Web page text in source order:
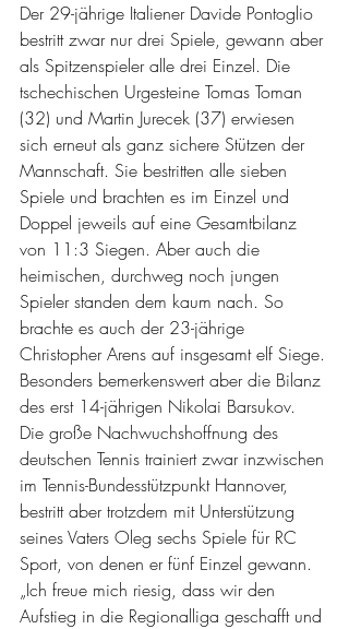
Der 29-jährige Italiener Davide Pontoglio
bestritt zwar nur drei Spiele, gewann aber
als Spitzenspieler alle drei Einzel. Die
tschechischen Urgesteine Tomas Toman
(32) und Martin Jurecek (37) erwiesen
sich erneut als ganz sichere Stützen der
Mannschaft. Sie bestritten alle sieben
Spiele und brachten es im Einzel und
Doppel jeweils auf eine Gesamtbilanz
von 11:3 Siegen. Aber auch die
heimischen, durchweg noch jungen
Spieler standen dem kaum nach. So
brachte es auch der 23-jährige
Christopher Arens auf insgesamt elf Siege.
Besonders bemerkenswert aber die Bilanz
des erst 14-jährigen Nikolai Barsukov.
Die große Nachwuchshoffnung des
deutschen Tennis trainiert zwar inzwischen
im Tennis-Bundesstützpunkt Hannover,
bestritt aber trotzdem mit Unterstützung
seines Vaters Oleg sechs Spiele für RC
Sport, von denen er fünf Einzel gewann.
„Ich freue mich riesig, dass wir den
Aufstieg in die Regionalliga geschafft und